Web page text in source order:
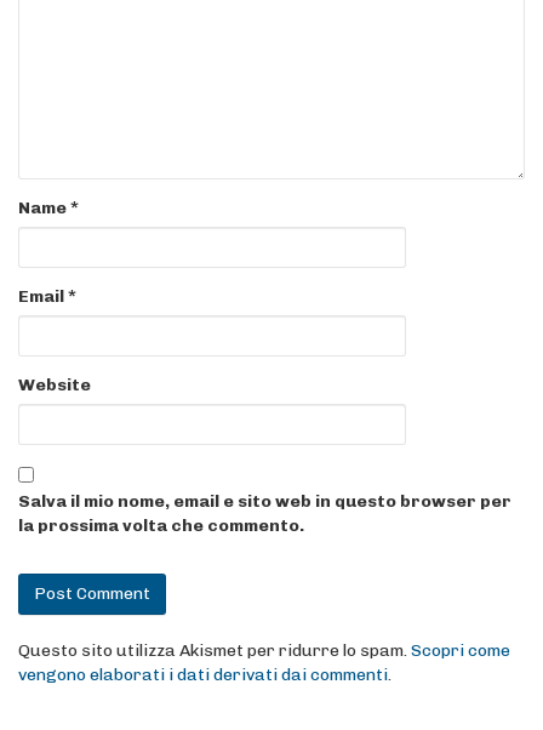
Name*
Email*
Website
Salva il mio nome, email e sito web in questo browser per
la prossima volta che commento.
Questo sito utilizza Akismet per ridurre lo spam.Scopri come
vengono elaborati i dati derivati dai commenti.